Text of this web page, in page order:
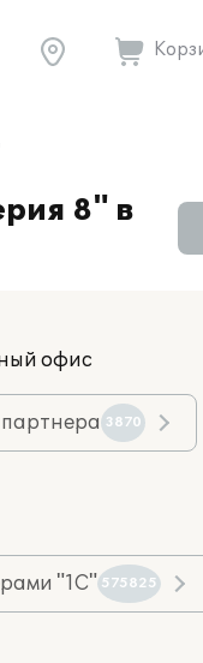
8" в
офис
3870
"1С" 575825